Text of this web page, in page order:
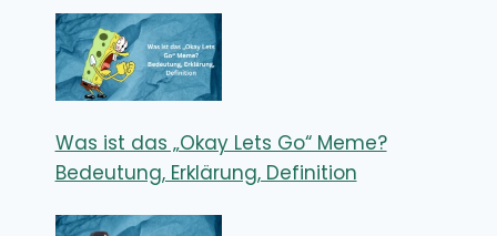
Was ist das „Okay Lets Go“ Meme?
Bedeutung, Erklärung, Definition